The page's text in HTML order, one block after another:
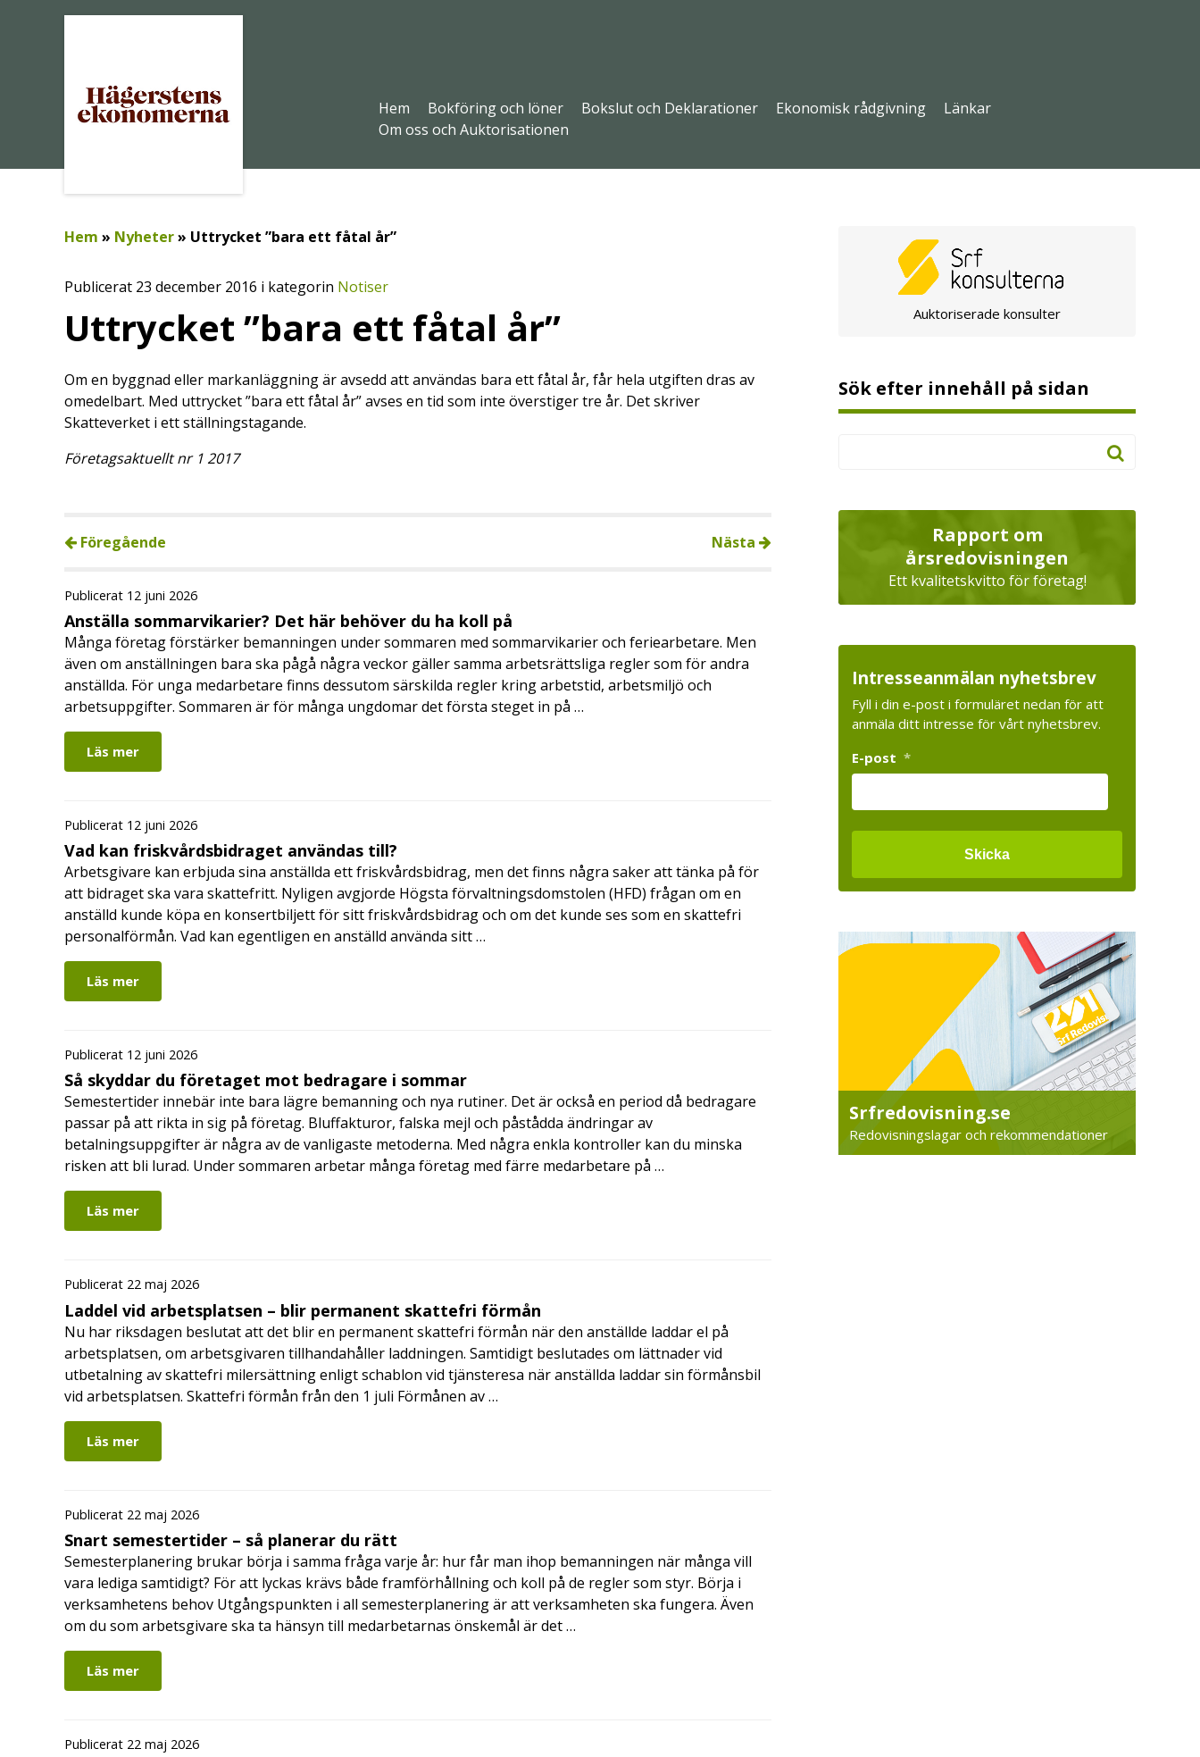
Hem Bokföring och löner Bokslut och Deklarationer Ekonomisk rådgivning
Länkar
Om oss och Auktorisationen
Hem » Nyheter» Uttrycket ”bara ett fåtal år”
Publicerat 23 december 2016 i kategorin Notiser
Uttrycket ”bara ett fåtal år”
Om en byggnad eller markanläggning är avsedd att användas bara ett fåtal år, får hela utgiften dras av
omedelbart. Med uttrycket ”bara ett fåtal år” avses en tid som inte överstiger tre år. Det skriver
Skatteverket i ett ställningstagande.
Företagsaktuellt nr 1 2017
Föregående Nästa
Publicerat 12 juni 2026
Anställa sommarvikarier? Det här behöver du ha koll på
Många företag förstärker bemanningen under sommaren med sommarvikarier och feriearbetare. Men
även om anställningen bara ska pågå några veckor gäller samma arbetsrättsliga regler som för andra
anställda. För unga medarbetare finns dessutom särskilda regler kring arbetstid, arbetsmiljö och
arbetsuppgifter. Sommaren är för många ungdomar det första steget in på …
Läs mer
Publicerat 12 juni 2026
Vad kan friskvårdsbidraget användas till?
Arbetsgivare kan erbjuda sina anställda ett friskvårdsbidrag, men det finns några saker att tänka på för
att bidraget ska vara skattefritt. Nyligen avgjorde Högsta förvaltningsdomstolen (HFD) frågan om en
anställd kunde köpa en konsertbiljett för sitt friskvårdsbidrag och om det kunde ses som en skattefri
personalförmån. Vad kan egentligen en anställd använda sitt …
Läs mer
Publicerat 12 juni 2026
Så skyddar du företaget mot bedragare i sommar
Semestertider innebär inte bara lägre bemanning och nya rutiner. Det är också en period då bedragare
passar på att rikta in sig på företag. Bluffakturor, falska mejl och påstådda ändringar av
betalningsuppgifter är några av de vanligaste metoderna. Med några enkla kontroller kan du minska
risken att bli lurad. Under sommaren arbetar många företag med färre medarbetare på …
Läs mer
Publicerat 22 maj 2026
Laddel vid arbetsplatsen – blir permanent skattefri förmån
Nu har riksdagen beslutat att det blir en permanent skattefri förmån när den anställde laddar el på
arbetsplatsen, om arbetsgivaren tillhandahåller laddningen. Samtidigt beslutades om lättnader vid
utbetalning av skattefri milersättning enligt schablon vid tjänsteresa när anställda laddar sin förmånsbil
vid arbetsplatsen. Skattefri förmån från den 1 juli Förmånen av …
Läs mer
Publicerat 22 maj 2026
Snart semestertider – så planerar du rätt
Semesterplanering brukar börja i samma fråga varje år: hur får man ihop bemanningen när många vill
vara lediga samtidigt? För att lyckas krävs både framförhållning och koll på de regler som styr. Börja i
verksamhetens behov Utgångspunkten i all semesterplanering är att verksamheten ska fungera. Även
om du som arbetsgivare ska ta hänsyn till medarbetarnas önskemål är det …
Läs mer
Publicerat 22 maj 2026
Auktoriserade konsulter
Sök efter innehåll på sidan
Rapport om
årsredovisningen
Ett kvalitetskvitto för företag!
Intresseanmälan nyhetsbrev
Fyll i din e-post i formuläret nedan för att
anmäla ditt intresse för vårt nyhetsbrev.
E-post *
Srfredovisning.se
Redovisningslagar och rekommendationer